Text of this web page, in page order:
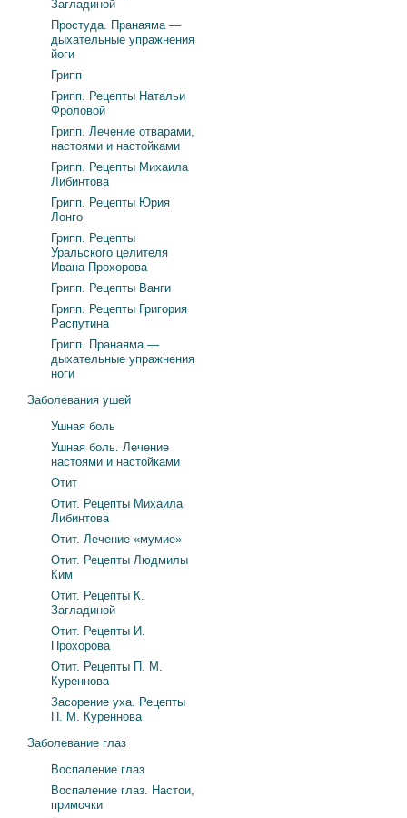
Загладиной
Простуда. Пранаяма —
дыхательные упражнения
йоги
Грипп
Грипп. Рецепты Натальи
Фроловой
Грипп. Лечение отварами,
настоями и настойками
Грипп. Рецепты Михаила
Либинтова
Грипп. Рецепты Юрия
Лонго
Грипп. Рецепты
Уральского целителя
Ивана Прохорова
Грипп. Рецепты Ванги
Грипп. Рецепты Григория
Распутина
Грипп. Пранаяма —
дыхательные упражнения
ноги
Заболевания ушей
Ушная боль
Ушная боль. Лечение
настоями и настойками
Отит
Отит. Рецепты Михаила
Либинтова
Отит. Лечение «мумие»
Отит. Рецепты Людмилы
Ким
Отит. Рецепты К.
Загладиной
Отит. Рецепты И.
Прохорова
Отит. Рецепты П. М.
Куреннова
Засорение уха. Рецепты
П. М. Куреннова
Заболевание глаз
Воспаление глаз
Воспаление глаз. Настои,
примочки